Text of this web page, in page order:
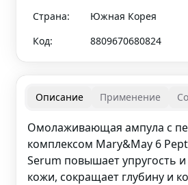
Страна:
Южная Корея
Код:
8809670680824
Описание Применение
Омолаживающая ампула с
комплексом Mary&May 6
Serum повышает упругость и
кожи, сокращает глубину и